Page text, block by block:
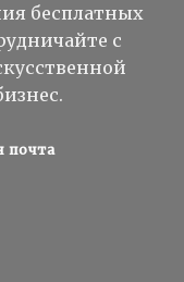
бесплатных
с
почта